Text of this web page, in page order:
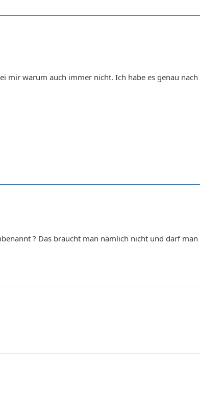
mir warum auch immer nicht. Ich habe es genau
? Das braucht man nämlich nicht und darf